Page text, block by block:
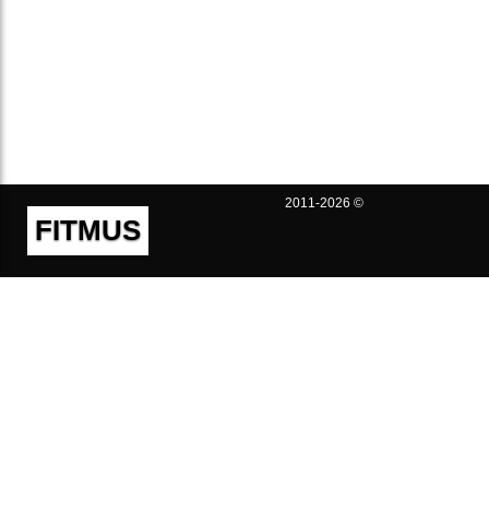
FITMUS
2011-2026 ©